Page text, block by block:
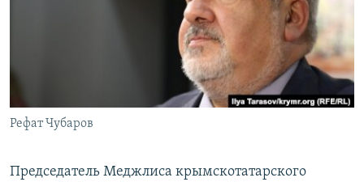
УКРАИНСКАЯ ПРОБЛЕМА КРЫМА
Все сайты RFE/RL
Рефат Чубаров
Председатель Меджлиса крымскотатарского